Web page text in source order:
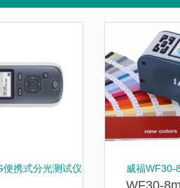
携式分光测试仪 威福WF30-
WF30-